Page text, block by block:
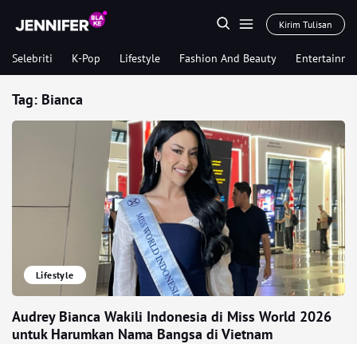
Kirim Tulisan
Selebriti K-Pop Lifestyle Fashion And Beauty
Tag: Bianca
Lifestyle
Audrey Bianca Wakili Indonesia di Miss World 2026
untuk Harumkan Nama Bangsa di Vietnam